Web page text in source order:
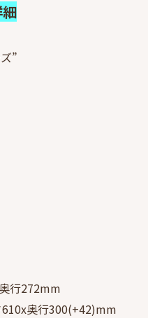
”
行272mm
奥行300(+42)mm